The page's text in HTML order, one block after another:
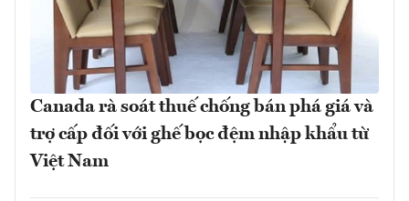
Canada rà soát thuế chống bán phá giá và
trợ cấp đối với ghế bọc đệm nhập khẩu từ
Việt Nam